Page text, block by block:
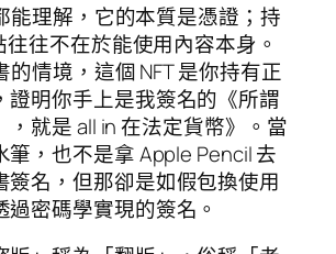
能理解，它的本質是憑證；持
往往不在於能使用內容本身。
的情境，這個 NFT 是你持有正
證明你手上是我簽名的《所謂
，就是 all in 在法定貨幣》。當
筆，也不是拿 Apple Pencil 去
簽名，但那卻是如假包換使用
過密碼學實現的簽名。